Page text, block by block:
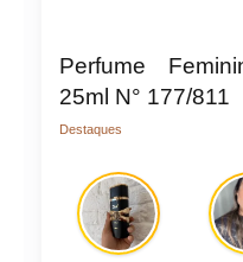
Perfume
25ml N° 177/811
Destaques